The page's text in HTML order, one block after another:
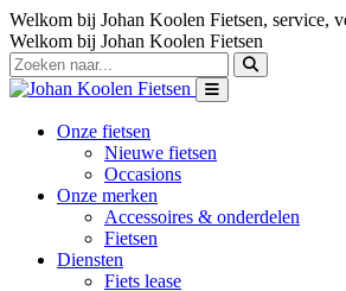
Welkom bij Johan Koolen Fietsen, service,
Welkom bij Johan Koolen Fietsen
Onze fietsen
Nieuwe fietsen
Occasions
Onze merken
Accessoires & onderdelen
Fietsen
Diensten
Fiets lease